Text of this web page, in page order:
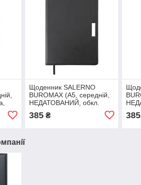
Щоденник SALERNO
BUROMAX (А5, середній,
НЕДАТОВАНИЙ, обкл.
тверда, чорний) BM.2026
385₴ 385